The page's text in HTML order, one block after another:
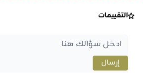
التقييمات
إرسال